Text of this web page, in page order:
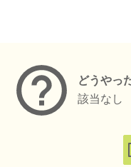
どうやっ
該当なし